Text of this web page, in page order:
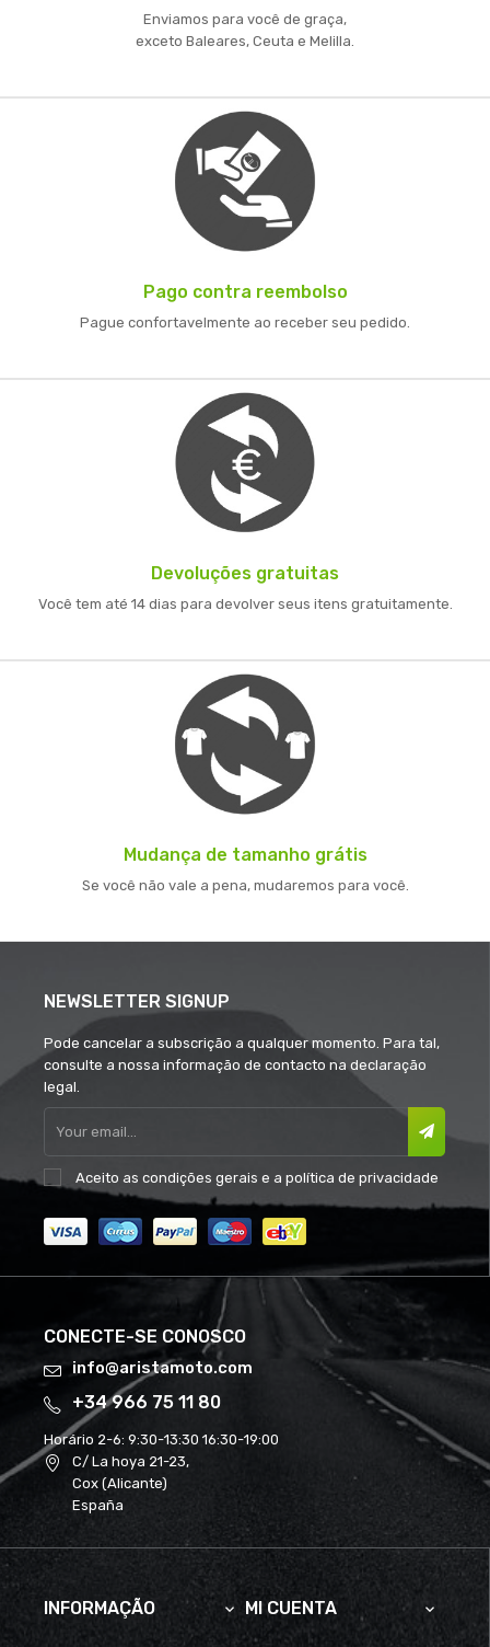
Enviamos para você de graça,
exceto Baleares, Ceuta e Melilla.
Pago contra reembolso
Pague confortavelmente ao receber seu pedido.
Devoluções gratuitas
Você tem até 14 dias para devolver seus itens gratuitamente.
Mudança de tamanho grátis
Se você não vale a pena, mudaremos para você.
NEWSLETTER SIGNUP
Pode cancelar a subscrição a qualquer momento. Para tal,
consulte a nossa informação de contacto na declaração
legal.
Aceito as condições gerais e a política de privacidade
CONECTE-SE CONOSCO
info@aristamoto.com
+34 966 75 11 80
Horário 2-6: 9:30-13:30 16:30-19:00
C/ La hoya 21-23,
Cox (Alicante)
España
INFORMAÇÃO  MI CUENTA 